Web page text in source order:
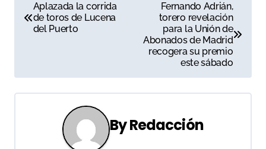
a
e
g
Aplazada la corrida
de toros de Lucena
del Puerto
Fernando Adrián,
torero revelación
para la Unión de
Abonados de Madrid
recogera su premio
este sábado
ByRedacción